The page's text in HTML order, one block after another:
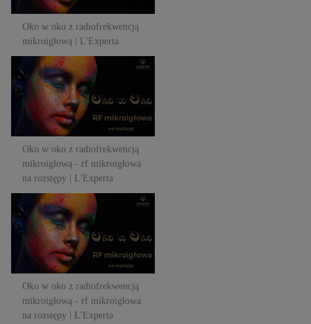
Oko w oko z radiofrekwencją
mikroigłową | L'Experta
Oko w oko z radiofrekwencją
mikroigłową - rf mikroigłowa
na rozstępy | L'Experta
Oko w oko z radiofrekwencją
mikroigłową - rf mikroigłowa
na rozstępy | L'Experta
Oko w oko z radiofrekwencją
mikroigłową - rf mikroigłowa
na rozstępy | L'Experta
Oko w oko z radiofrekwencją
mikroigłową - rf mikroigłowa
na rozstępy | L'Experta